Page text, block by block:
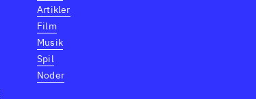
Artikler
Film
Musik
Spil
Noder